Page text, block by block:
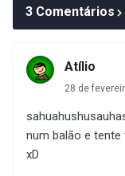
3 Comentários
Atílio
28 de
num balão e
xD